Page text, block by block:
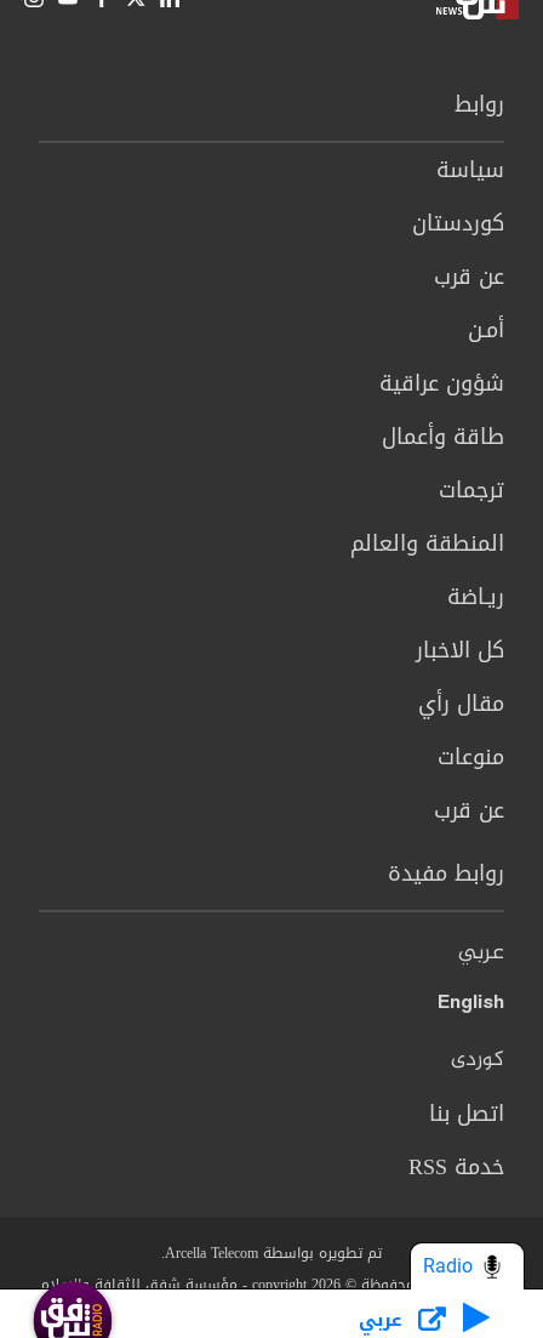
روابط
سیاسة
كوردستان
عن قرب
أمـن
شؤون عراقية
طاقة وأعمال
ترجمات
المنطقة والعالم
ريـاضة
كل الاخبار
مقال رأي
منوعات
عن قرب
روابط مفيدة
عربي
English
کوردی
اتصل بنا
خدمة RSS
تم تطويره بواسطة Arcella Telecom.
جميع الحقوق محفوظة © copyright 2026 - مؤسسة شفق للثقافة والاعلام
من نحن؟
سياسة الخصوصية عربي
Radio